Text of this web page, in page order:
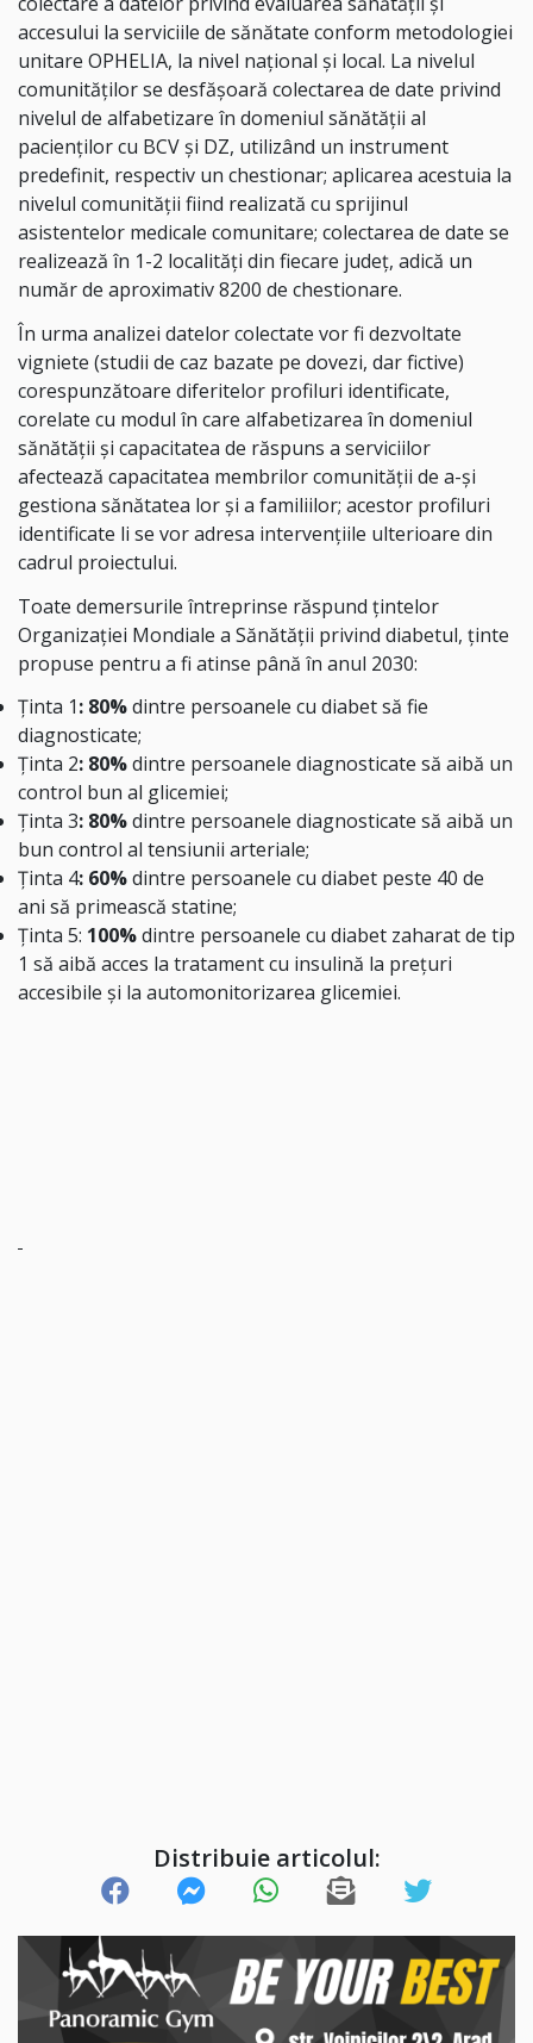
accesului la serviciile de sănătate conform metodologiei
unitare OPHELIA, la nivel naţional și local. La nivelul
comunităţilor se desfăşoară colectarea de date privind
nivelul de alfabetizare în domeniul sănătății al
pacienților cu BCV și DZ, utilizând un instrument
predefinit, respectiv un chestionar; aplicarea acestuia la
nivelul comunităţii fiind realizată cu sprijinul
asistentelor medicale comunitare; colectarea de date se
realizează în 1-2 localități din fiecare judeţ, adică un
număr de aproximativ 8200 de chestionare.
În urma analizei datelor colectate vor fi dezvoltate
vigniete (studii de caz bazate pe dovezi, dar fictive)
corespunzătoare diferitelor profiluri identificate,
corelate cu modul în care alfabetizarea în domeniul
sănătății și capacitatea de răspuns a serviciilor
afectează capacitatea membrilor comunităţii de a-și
gestiona sănătatea lor și a familiilor; acestor profiluri
identificate li se vor adresa intervenţiile ulterioare din
cadrul proiectului.
Toate demersurile întreprinse răspund ţintelor
Organizației Mondiale a Sănătății privind diabetul, ținte
propuse pentru a fi atinse până în anul 2030:
Ținta 1: 80%dintre persoanele cu diabet să fie
diagnosticate;
Ținta 2: 80%dintre persoanele diagnosticate să aibă un
control bun al glicemiei;
Ținta 3: 80%dintre persoanele diagnosticate să aibă un
bun control al tensiunii arteriale;
Ținta 4: 60%dintre persoanele cu diabet peste 40 de
ani să primească statine;
Ținta 5: 100%dintre persoanele cu diabet zaharat de tip
1 să aibă acces la tratament cu insulină la prețuri
accesibile și la automonitorizarea glicemiei.
Distribuie articolul: